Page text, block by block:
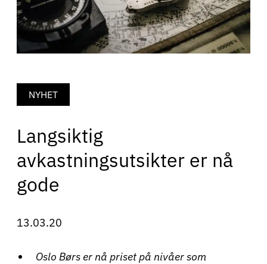
NYHET
Langsiktig
avkastningsutsikter er nå
gode
13.03.20
Oslo Børs er nå priset på nivåer som